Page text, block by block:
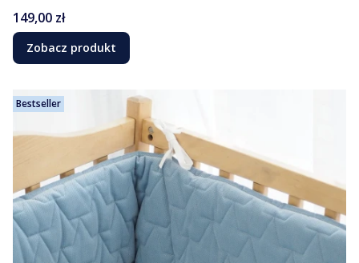
Cena
149,00 zł
Zobacz produkt
Bestseller